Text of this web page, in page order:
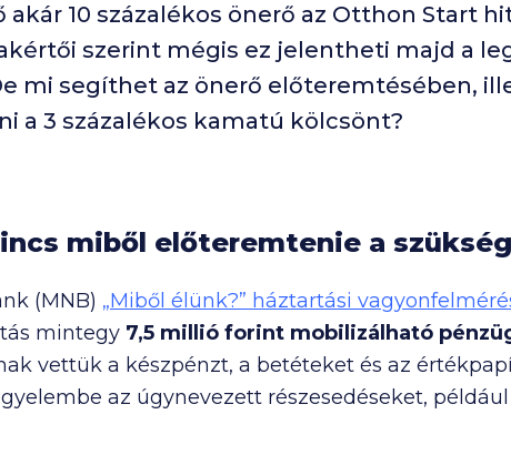
akár 10 százalékos önerő az Otthon Start
szerint mégis ez jelentheti majd a
mi segíthet az önerő előteremtésében,
a 3 százalékos kamatú kölcsönt?
miből előteremtenie a
(MNB) „Miből élünk?” háztartási
mintegy 7,5 millió forint mobilizálható
vettük a készpénzt, a betéteket és az
az úgynevezett részesedéseket,